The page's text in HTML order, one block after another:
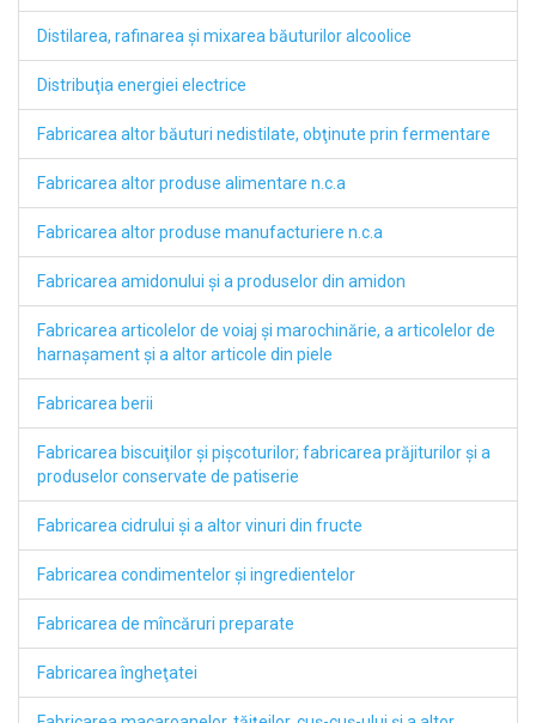
Distilarea, rafinarea şi mixarea băuturilor alcoolice
Distribuţia energiei electrice
Fabricarea altor băuturi nedistilate, obţinute prin fermentare
Fabricarea altor produse alimentare n.c.a
Fabricarea altor produse manufacturiere n.c.a
Fabricarea amidonului şi a produselor din amidon
Fabricarea articolelor de voiaj şi marochinărie, a articolelor de
harnaşament şi a altor articole din piele
Fabricarea berii
Fabricarea biscuiţilor şi pişcoturilor; fabricarea prăjiturilor şi a
produselor conservate de patiserie
Fabricarea cidrului şi a altor vinuri din fructe
Fabricarea condimentelor şi ingredientelor
Fabricarea de mîncăruri preparate
Fabricarea îngheţatei